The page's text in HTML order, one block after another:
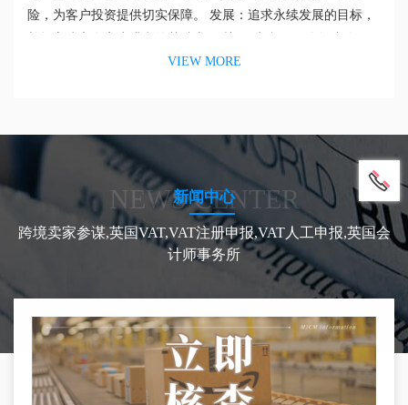
险，为客户投资提供切实保障。 发展：追求永续发展的目标，
值”公司认为客户、供应商、公司股东、公司员工等一切和自身
VIEW MORE
NEWS CENTER
新闻中心
跨境卖家参谋,英国VAT,VAT注册申报,VAT人工申报,英国会
计师事务所